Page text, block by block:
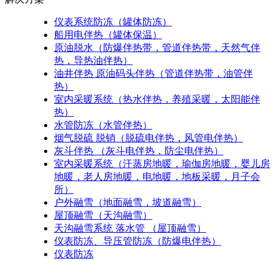
仪表系统防冻（罐体防冻）
船用电伴热（罐体保温）
原油脱水（防爆伴热带，管道伴热带，天然气伴
热，导热油伴热）
油井伴热 原油码头伴热（管道伴热带，油管伴
热）
室内采暖系统（热水伴热，养殖采暖，太阳能伴
热）
水管防冻（水管伴热）
烟气脱硫 脱销（脱硫电伴热，风管电伴热）
灰斗伴热 （灰斗电伴热，防尘电伴热）
室内采暖系统（汗蒸房地暖，瑜伽房地暖，婴儿房
地暖，老人房地暖，电地暖，地板采暖，月子会
所）
户外融雪（地面融雪，坡道融雪）
屋顶融雪（天沟融雪）
天沟融雪系统 落水管 （屋顶融雪）
仪表防冻、导压管防冻（防爆电伴热）
仪表防冻